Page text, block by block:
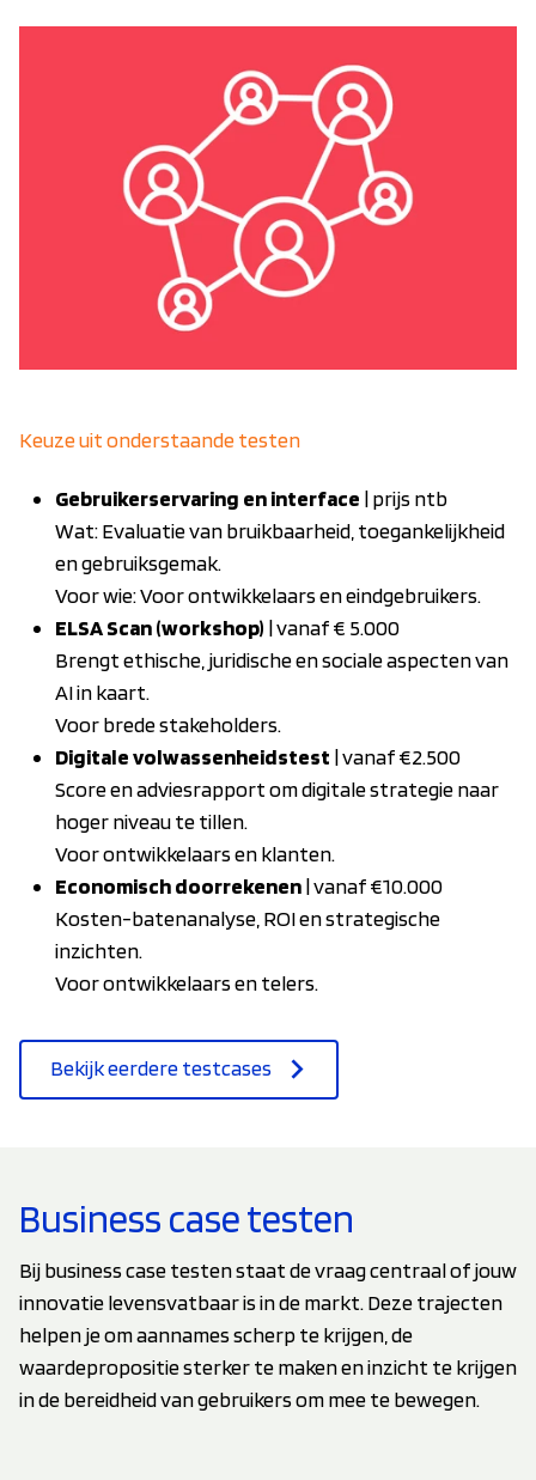
Keuze uit onderstaande testen
Gebruikerservaring en interface | prijs ntb
Wat: Evaluatie van bruikbaarheid, toegankelijkheid
en gebruiksgemak.
Voor wie: Voor ontwikkelaars en eindgebruikers.
ELSA Scan (workshop) | vanaf € 5.000
Brengt ethische, juridische en sociale aspecten van
AI in kaart.
Voor brede stakeholders.
Digitale volwassenheidstest | vanaf €2.500
Score en adviesrapport om digitale strategie naar
hoger niveau te tillen.
Voor ontwikkelaars en klanten.
Economisch doorrekenen| vanaf €10.000
Kosten-batenanalyse, ROI en strategische
inzichten.
Voor ontwikkelaars en telers.
Bekijk eerdere testcases
Business case testen
Bij business case testen staat de vraag centraal of jouw
innovatie levensvatbaar is in de markt. Deze trajecten
helpen je om aannames scherp te krijgen, de
waardepropositie sterker te maken en inzicht te krijgen
in de bereidheid van gebruikers om mee te bewegen.